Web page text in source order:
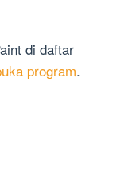
di daftar
program.